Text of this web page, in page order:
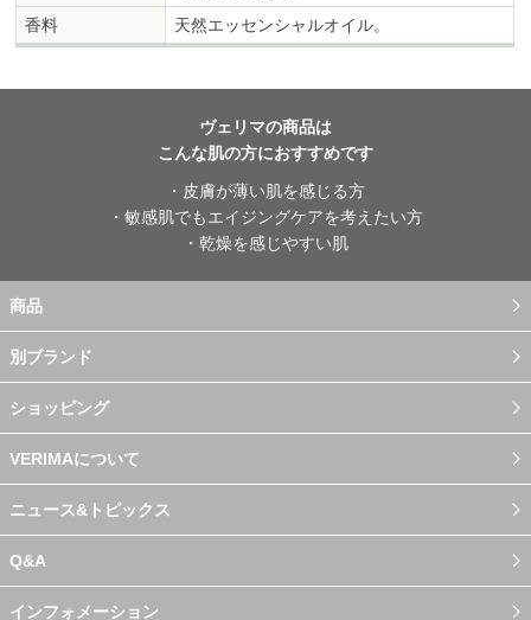
香料
天然エッセンシャルオイル。
ヴェリマの商品は
こんな肌の方におすすめです
・皮膚が薄い肌を感じる方
・敏感肌でもエイジングケアを考えたい方
・乾燥を感じやすい肌
商品
別ブランド
ショッピング
VERIMAについて
ニュース&トピックス
Q&A
インフォメーション